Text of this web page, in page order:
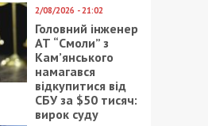
2/08/2026 - 21:02
Головний інженер
АТ “Смоли” з
Кам’янського
намагався
відкупитися від
СБУ за $50 тисяч:
вирок суду